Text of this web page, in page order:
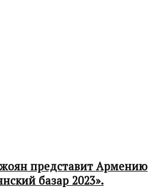
представит Армению
базар 2023».